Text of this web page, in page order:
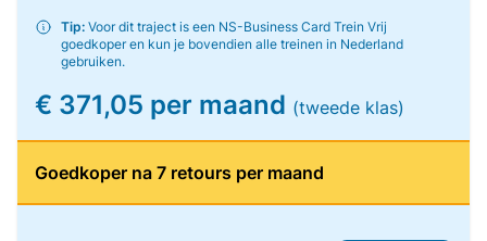
Tip: Voor dit traject is een NS-Business Card Trein Vrij
goedkoper en kun je bovendien alle treinen in Nederland
gebruiken.
€ 371,05 per maand (tweede klas)
Goedkoper na 7 retours per maand